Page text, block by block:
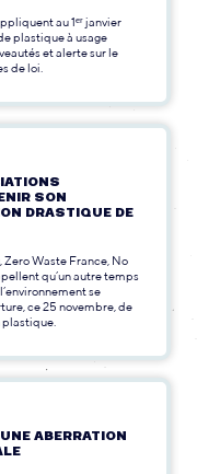
au 1ᵉʳ janvier
plastique à usage
et alerte sur le
de loi.
SON
DRASTIQUE DE
Zero Waste France, No
qu’un autre temps
se
ce 25 novembre, de
ABERRATION